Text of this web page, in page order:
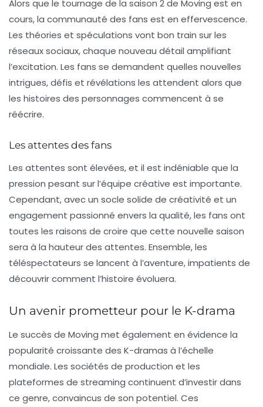
Alors que le tournage de la saison 2 de Moving est en
cours, la communauté des fans est en effervescence.
Les théories et spéculations vont bon train sur les
réseaux sociaux, chaque nouveau détail amplifiant
l’excitation. Les fans se demandent quelles nouvelles
intrigues, défis et révélations les attendent alors que
les histoires des personnages commencent à se
réécrire.
Les attentes des fans
Les attentes sont élevées, et il est indéniable que la
pression pesant sur l’équipe créative est importante.
Cependant, avec un socle solide de créativité et un
engagement passionné envers la qualité, les fans ont
toutes les raisons de croire que cette nouvelle saison
sera à la hauteur des attentes. Ensemble, les
téléspectateurs se lancent à l’aventure, impatients de
découvrir comment l’histoire évoluera.
Un avenir prometteur pour le K-drama
Le succès de Moving met également en évidence la
popularité croissante des K-dramas à l’échelle
mondiale. Les sociétés de production et les
plateformes de streaming continuent d’investir dans
ce genre, convaincus de son potentiel. Ces